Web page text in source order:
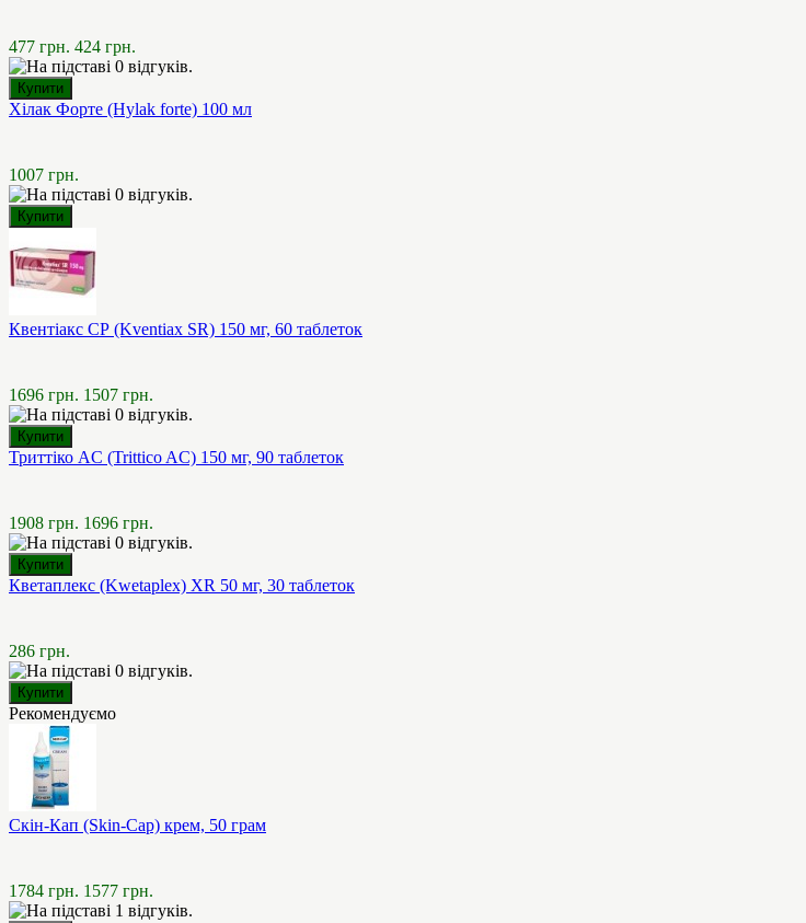
477 грн. 424 грн.
Хілак Форте (Hylak forte) 100 мл
1007 грн.
Квентіакс СР (Kventiax SR) 150 мг, 60 таблеток
1696 грн. 1507 грн.
Триттіко AC (Trittico AC) 150 мг, 90 таблеток
1908 грн. 1696 грн.
Кветаплекс (Kwetaplex) XR 50 мг, 30 таблеток
286 грн.
Рекомендуємо
Скін-Кап (Skin-Cap) крем, 50 грам
1784 грн. 1577 грн.